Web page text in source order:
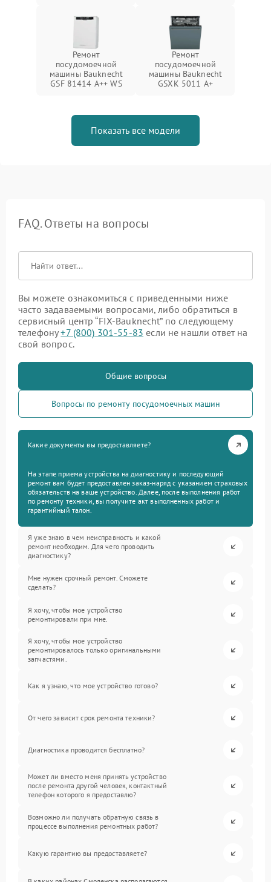
Ремонт
посудомоечной
машины Bauknecht
GSF 81414 A++ WS
Ремонт
посудомоечной
машины Bauknecht
GSXK 5011 A+
Показать все модели
FAQ. Ответы на вопросы
Вы можете ознакомиться с приведенными ниже
часто задаваемыми вопросами, либо обратиться в
сервисный центр “FIX-Bauknecht” по следующему
телефону+7 (800) 301-55-83 если не нашли ответ на
свой вопрос.
Общие вопросы
Вопросы по ремонту посудомоечных машин
Какие документы вы предоставляете?
На этапе приема устройства на диагностику и последующий
ремонт вам будет предоставлен заказ-наряд с указанием страховых
обязательств на ваше устройство. Далее, после выполнения работ
по ремонту техники, вы получите акт выполненных работ и
гарантийный талон.
Я уже знаю в чем неисправность и какой
ремонт необходим. Для чего проводить
диагностику?
Мне нужен срочный ремонт. Сможете
сделать?
Я хочу, чтобы мое устройство
ремонтировали при мне.
Я хочу, чтобы мое устройство
ремонтировалось только оригинальными
запчастями.
Как я узнаю, что мое устройство готово?
От чего зависит срок ремонта техники?
Диагностика проводится бесплатно?
Может ли вместо меня принять устройство
после ремонта другой человек, контактный
телефон которого я предоставлю?
Возможно ли получать обратную связь в
процессе выполнения ремонтных работ?
Какую гарантию вы предоставляете?